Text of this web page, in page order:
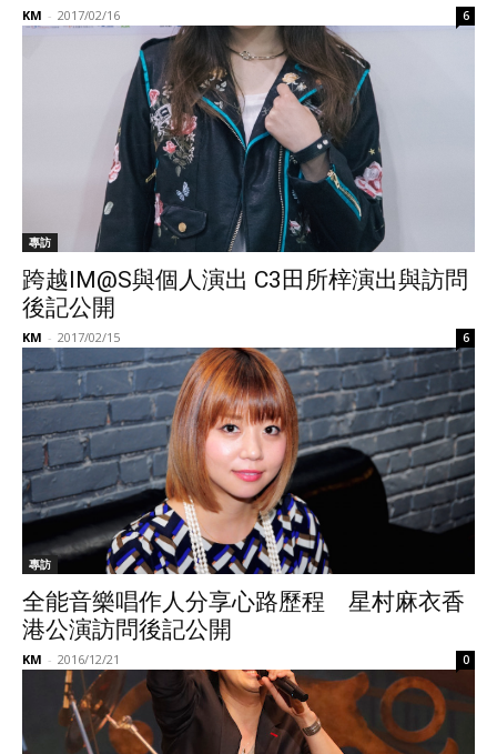
KM - 2017/02/16 6
專訪
跨越IM@S與個人演出 C3田所梓演出與訪問
後記公開
KM - 2017/02/15 6
專訪
全能音樂唱作人分享心路歷程 星村麻衣香
港公演訪問後記公開
KM - 2016/12/21 0